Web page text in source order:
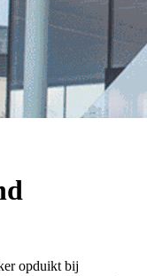
opduikt bij